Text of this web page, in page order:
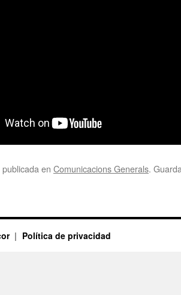
en Comunicacions Generals.
Política de privacidad